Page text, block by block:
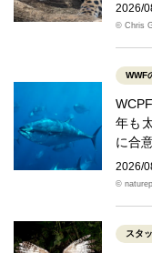
2026/
© Chris
WWF
年も
に合
2026/
©
スタ